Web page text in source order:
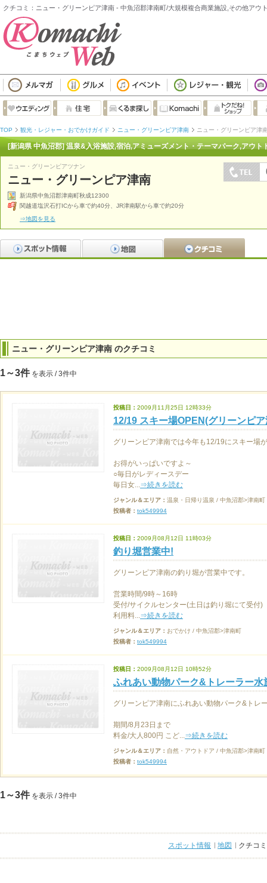
クチコミ：ニュー・グリーンピア津南 - 中魚沼郡津南町/大規模複合商業施設,その他アウ
TOP 観光・レジャー・おでかけガイド ニュー・グリーンピア津南 ニュー・グリーンピア津
[新潟県 中魚沼郡] 温泉&入浴施設,宿泊,アミューズメント・テーマパーク,アウト
ニュー・グリーンピアツナン
ニュー・グリーンピア津南
新潟県中魚沼郡津南町秋成12300
関越道塩沢石打ICから車で約40分、JR津南駅から車で約20分
⇒地図を見る
ニュー・グリーンピア津南 のクチコミ
1～3件 を表示 / 3件中
投稿日： 2009月11月25日 12時33分
12/19 スキー場OPEN(グリーンピア
グリーンピア津南では今年も12/19にスキー場
お得がいっぱいですよ～
○毎日がレディースデー
毎日女...⇒続きを読む
ジャンル＆エリア： 温泉・日帰り温泉 / 中魚沼郡>津南町
投稿者： tok549994
投稿日： 2009月08月12日 11時03分
釣り堀営業中!
グリーンピア津南の釣り堀が営業中です。
営業時間/9時～16時
受付/サイクルセンター(土日は釣り堀にて受付)
利用料...⇒続きを読む
ジャンル＆エリア： おでかけ / 中魚沼郡>津南町
投稿者： tok549994
投稿日： 2009月08月12日 10時52分
ふれあい動物パーク&トレーラー水
グリーンピア津南にふれあい動物パーク&トレ
期間/8月23日まで
料金/大人800円 こど...⇒続きを読む
ジャンル＆エリア： 自然・アウトドア / 中魚沼郡>津南町
投稿者： tok549994
1～3件 を表示 / 3件中
スポット情報 地図 クチコミ